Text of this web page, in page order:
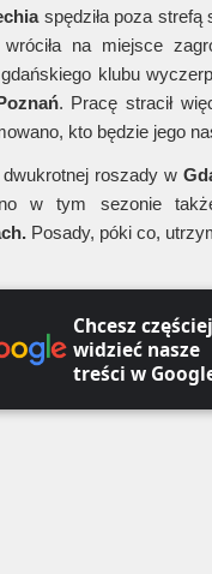
spędziła poza strefą
wróciła na miejsce
klubu
. Pracę stracił
kto będzie jego
roszady w
w tym sezonie
Posady, póki co,
Chcesz częściej
widzieć nasze
treści w